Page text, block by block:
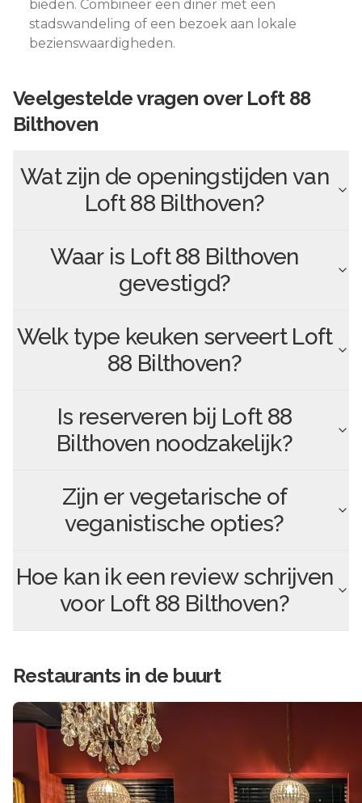
bieden. Combineer een diner met een
stadswandeling of een bezoek aan lokale
bezienswaardigheden.
Veelgestelde vragen over Loft 88
Bilthoven
Wat zijn de openingstijden van
Loft 88 Bilthoven?
Waar is Loft 88 Bilthoven
gevestigd?
Welk type keuken serveert Loft
88 Bilthoven?
Is reserveren bij Loft 88
Bilthoven noodzakelijk?
Zijn er vegetarische of
veganistische opties?
Hoe kan ik een review schrijven
voor Loft 88 Bilthoven?
Restaurants in de buurt